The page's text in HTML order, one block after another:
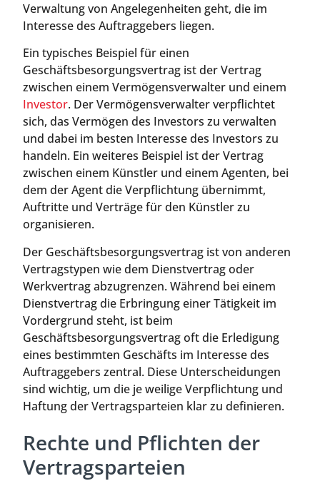
Verwaltung von Angelegenheiten geht, die im
Interesse des Auftraggebers liegen.
Ein typisches Beispiel für einen
Geschäftsbesorgungsvertrag ist der Vertrag
zwischen einem Vermögensverwalter und einem
Investor. Der Vermögensverwalter verpflichtet
sich, das Vermögen des Investors zu verwalten
und dabei im besten Interesse des Investors zu
handeln. Ein weiteres Beispiel ist der Vertrag
zwischen einem Künstler und einem Agenten, bei
dem der Agent die Verpflichtung übernimmt,
Auftritte und Verträge für den Künstler zu
organisieren.
Der Geschäftsbesorgungsvertrag ist von anderen
Vertragstypen wie dem Dienstvertrag oder
Werkvertrag abzugrenzen. Während bei einem
Dienstvertrag die Erbringung einer Tätigkeit im
Vordergrund steht, ist beim
Geschäftsbesorgungsvertrag oft die Erledigung
eines bestimmten Geschäfts im Interesse des
Auftraggebers zentral. Diese Unterscheidungen
sind wichtig, um die je weilige Verpflichtung und
Haftung der Vertragsparteien klar zu definieren.
Rechte und Pflichten der
Vertragsparteien